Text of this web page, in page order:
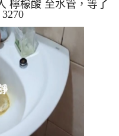
檸檬酸 至水管，等了
動 螺旋波 模式，剛洗
二個多小時後，出水
自來水，如水管老
出來的水就會是咖啡
會結成黑色管垢，洗
洗出綠色的水，是因
綠，如是藍色的水，
金的...